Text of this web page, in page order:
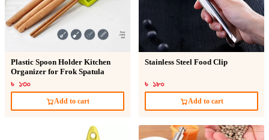
Plastic Spoon Holder Kitchen
Organizer for Frok Spatula
৳ ১৩০
Add to cart
Stainless Steel Food Clip
৳ ১৮০
Add to cart